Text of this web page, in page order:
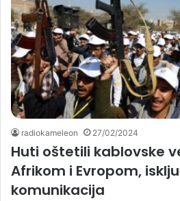
radiokameleon 27/02/2024
Huti oštetili kablovske
Afrikom i Evropom,
komunikacija